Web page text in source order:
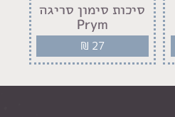
סיכות סימון סריגה
Prym
₪ 27